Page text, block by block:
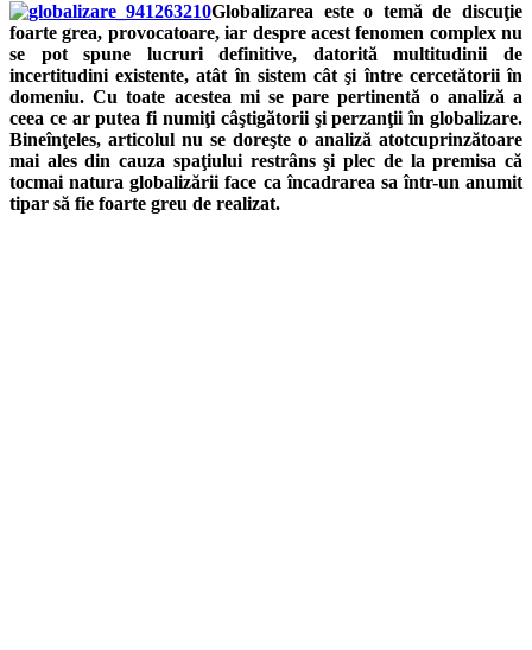
Globalizarea este o temă de discuţie
foarte grea, provocatoare, iar despre acest fenomen complex nu
se pot spune lucruri definitive, datorită multitudinii de
incertitudini existente, atât în sistem cât şi între cercetătorii în
domeniu. Cu toate acestea mi se pare pertinentă o analiză a
ceea ce ar putea fi numiţi câştigătorii şi perzanţii în globalizare.
Bineînţeles, articolul nu se doreşte o analiză atotcuprinzătoare
mai ales din cauza spaţiului restrâns şi plec de la premisa că
tocmai natura globalizării face ca încadrarea sa într-un anumit
tipar să fie foarte greu de realizat.